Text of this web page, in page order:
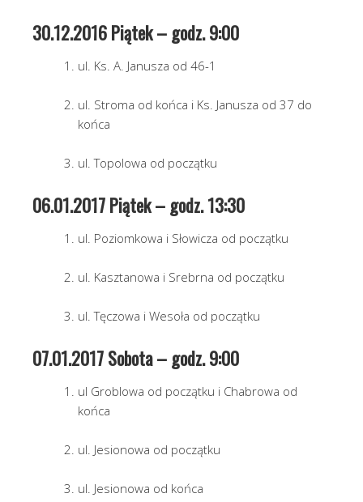
30.12.2016 Piątek – godz. 9:00
ul. Ks. A. Janusza od 46-1
ul. Stroma od końca i Ks. Janusza od 37 do
końca
ul. Topolowa od początku
06.01.2017 Piątek – godz. 13:30
ul. Poziomkowa i Słowicza od początku
ul. Kasztanowa i Srebrna od początku
ul. Tęczowa i Wesoła od początku
07.01.2017 Sobota – godz. 9:00
ul Groblowa od początku i Chabrowa od
końca
ul. Jesionowa od początku
ul. Jesionowa od końca